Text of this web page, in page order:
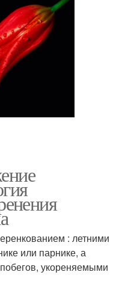
: летними
или парнике, а
укореняемыми